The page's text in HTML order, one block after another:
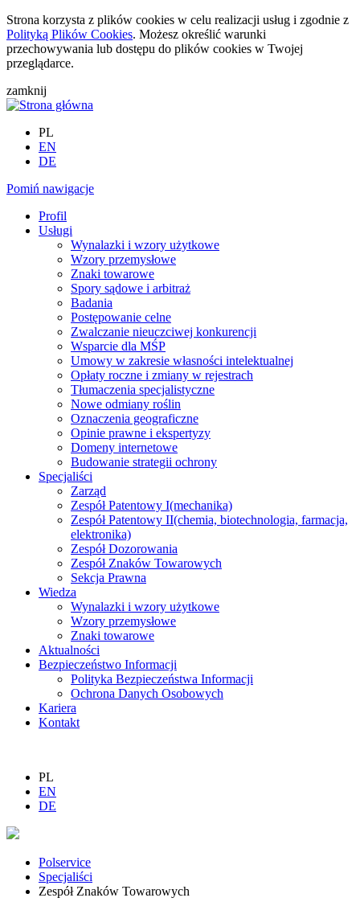
Strona korzysta z plików cookies w celu realizacji usług i zgodnie z
Polityką Plików Cookies. Możesz określić warunki
przechowywania lub dostępu do plików cookies w Twojej
przeglądarce.
zamknij
PL
EN
DE
Pomiń nawigacje
Profil
Usługi
Wynalazki i wzory użytkowe
Wzory przemysłowe
Znaki towarowe
Spory sądowe i arbitraż
Badania
Postępowanie celne
Zwalczanie nieuczciwej konkurencji
Wsparcie dla MŚP
Umowy w zakresie własności intelektualnej
Opłaty roczne i zmiany w rejestrach
Tłumaczenia specjalistyczne
Nowe odmiany roślin
Oznaczenia geograficzne
Opinie prawne i ekspertyzy
Domeny internetowe
Budowanie strategii ochrony
Specjaliści
Zarząd
Zespół Patentowy I(mechanika)
Zespół Patentowy II(chemia, biotechnologia, farmacja,
elektronika)
Zespół Dozorowania
Zespół Znaków Towarowych
Sekcja Prawna
Wiedza
Wynalazki i wzory użytkowe
Wzory przemysłowe
Znaki towarowe
Aktualności
Bezpieczeństwo Informacji
Polityka Bezpieczeństwa Informacji
Ochrona Danych Osobowych
Kariera
Kontakt
PL
EN
DE
Polservice
Specjaliści
Zespół Znaków Towarowych